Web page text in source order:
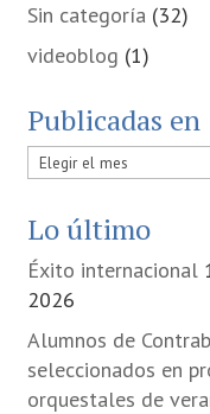
Sin categoría (32)
videoblog (1)
Publicadas en
Publicadas
Lo último
Éxito internacional
2026
Alumnos de
seleccionados en
orquestales de